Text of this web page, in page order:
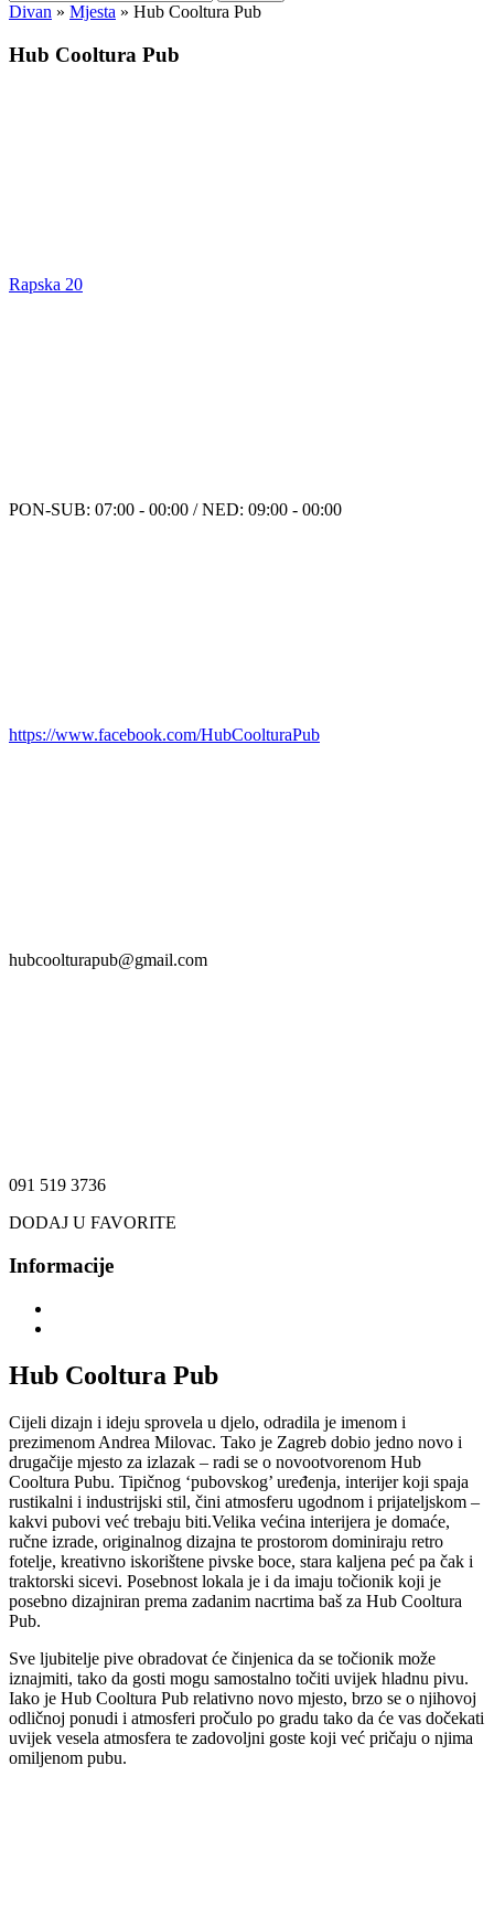
Divan » Mjesta » Hub Cooltura Pub
Hub Cooltura Pub
Rapska 20
PON-SUB: 07:00 - 00:00 / NED: 09:00 - 00:00
https://www.facebook.com/HubCoolturaPub
hubcoolturapub@gmail.com
091 519 3736
DODAJ U FAVORITE
Informacije
Hub Cooltura Pub
Cijeli dizajn i ideju sprovela u djelo, odradila je imenom i
prezimenom Andrea Milovac. Tako je Zagreb dobio jedno novo i
drugačije mjesto za izlazak – radi se o novootvorenom Hub
Cooltura Pubu. Tipičnog ‘pubovskog’ uređenja, interijer koji spaja
rustikalni i industrijski stil, čini atmosferu ugodnom i prijateljskom –
kakvi pubovi već trebaju biti.Velika većina interijera je domaće,
ručne izrade, originalnog dizajna te prostorom dominiraju retro
fotelje, kreativno iskorištene pivske boce, stara kaljena peć pa čak i
traktorski sicevi. Posebnost lokala je i da imaju točionik koji je
posebno dizajniran prema zadanim nacrtima baš za Hub Cooltura
Pub.
Sve ljubitelje pive obradovat će činjenica da se točionik može
iznajmiti, tako da gosti mogu samostalno točiti uvijek hladnu pivu.
Iako je Hub Cooltura Pub relativno novo mjesto, brzo se o njihovoj
odličnoj ponudi i atmosferi pročulo po gradu tako da će vas dočekati
uvijek vesela atmosfera te zadovoljni goste koji već pričaju o njima
omiljenom pubu.